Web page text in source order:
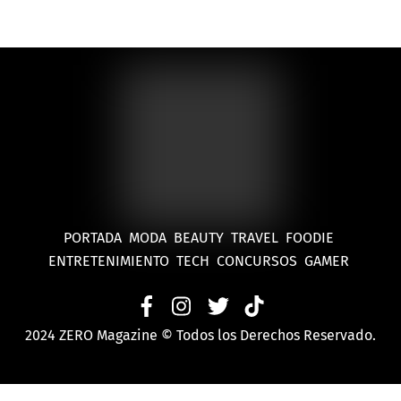
PORTADA MODA BEAUTY TRAVEL FOODIE
ENTRETENIMIENTO TECH CONCURSOS GAMER
2024 ZERO Magazine © Todos los Derechos Reservado.